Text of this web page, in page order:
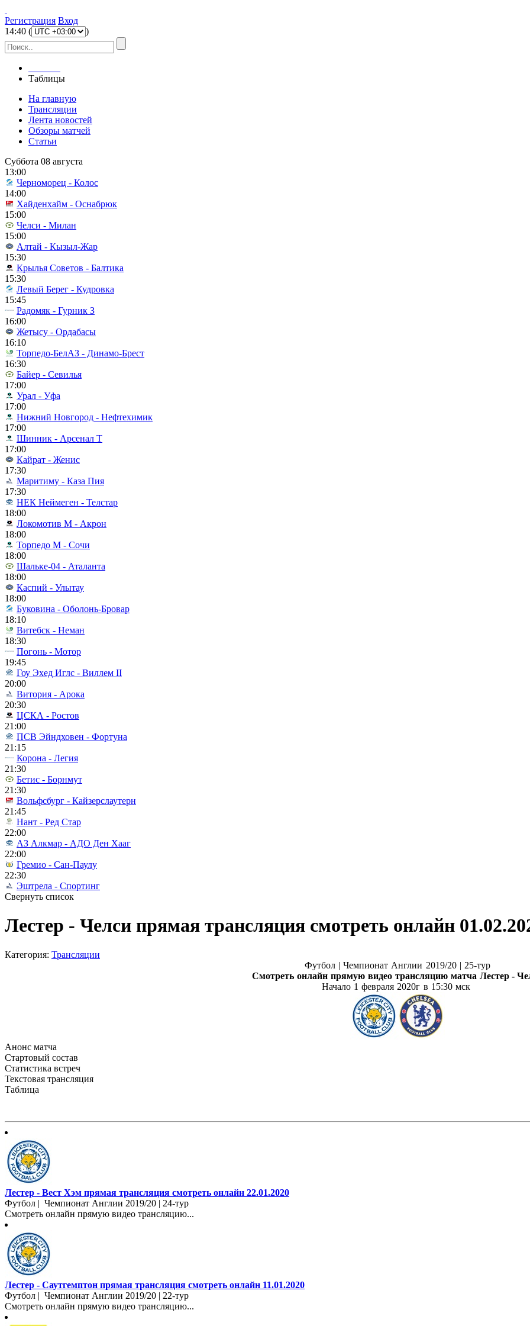
Регистрация Вход
14:40 ( )
Таблицы
На главную
Трансляции
Лента новостей
Обзоры матчей
Статьи
Суббота 08 августа
13:00
Черноморец - Колос
14:00
Хайденхайм - Оснабрюк
15:00
Челси - Милан
15:00
Алтай - Кызыл-Жар
15:30
Крылья Советов - Балтика
15:30
Левый Берег - Кудровка
15:45
Радомяк - Гурник З
16:00
Жетысу - Ордабасы
16:10
Торпедо-БелАЗ - Динамо-Брест
16:30
Байер - Севилья
17:00
Урал - Уфа
17:00
Нижний Новгород - Нефтехимик
17:00
Шинник - Арсенал Т
17:00
Кайрат - Женис
17:30
Маритиму - Каза Пия
17:30
НЕК Неймеген - Телстар
18:00
Локомотив М - Акрон
18:00
Торпедо М - Сочи
18:00
Шальке-04 - Аталанта
18:00
Каспий - Улытау
18:00
Буковина - Оболонь-Бровар
18:10
Витебск - Неман
18:30
Погонь - Мотор
19:45
Гоу Эхед Иглс - Виллем II
20:00
Витория - Арока
20:30
ЦСКА - Ростов
21:00
ПСВ Эйндховен - Фортуна
21:15
Корона - Легия
21:30
Бетис - Борнмут
21:30
Вольфсбург - Кайзерслаутерн
21:45
Нант - Ред Стар
22:00
АЗ Алкмар - АДО Ден Хааг
22:00
Гремио - Сан-Паулу
22:30
Эштрела - Спортинг
Свернуть список
Лестер - Челси прямая трансляция смотреть онлайн
Категория: Трансляции
Футбол |Чемпионат Англии 2019/20 | 25-тур
Смотреть онлайн прямую видео трансляцию матчаЛестер -
Начало 1 февраля 2020г в 15:30 мск
Анонс матча
Стартовый состав
Статистика встреч
Текстовая трансляция
Таблица
Лестер - Вест Хэм прямая трансляция смотреть онлайн 22.01.2020
Футбол | Чемпионат Англии 2019/20 | 24-тур
Смотреть онлайн прямую видео трансляцию...
Лестер - Саутгемптон прямая трансляция смотреть онлайн 11.01.2020
Футбол | Чемпионат Англии 2019/20 | 22-тур
Смотреть онлайн прямую видео трансляцию...